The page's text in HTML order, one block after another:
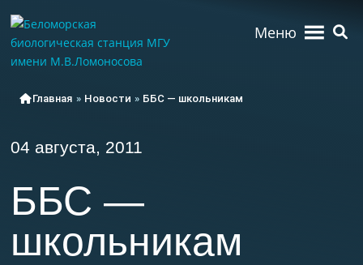
Меню
Главная » Новости » ББС — школьникам
04 августа, 2011
ББС —
школьникам